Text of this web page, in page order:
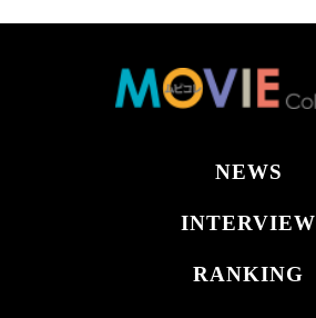
NEWS
INTERVIEW
RANKING